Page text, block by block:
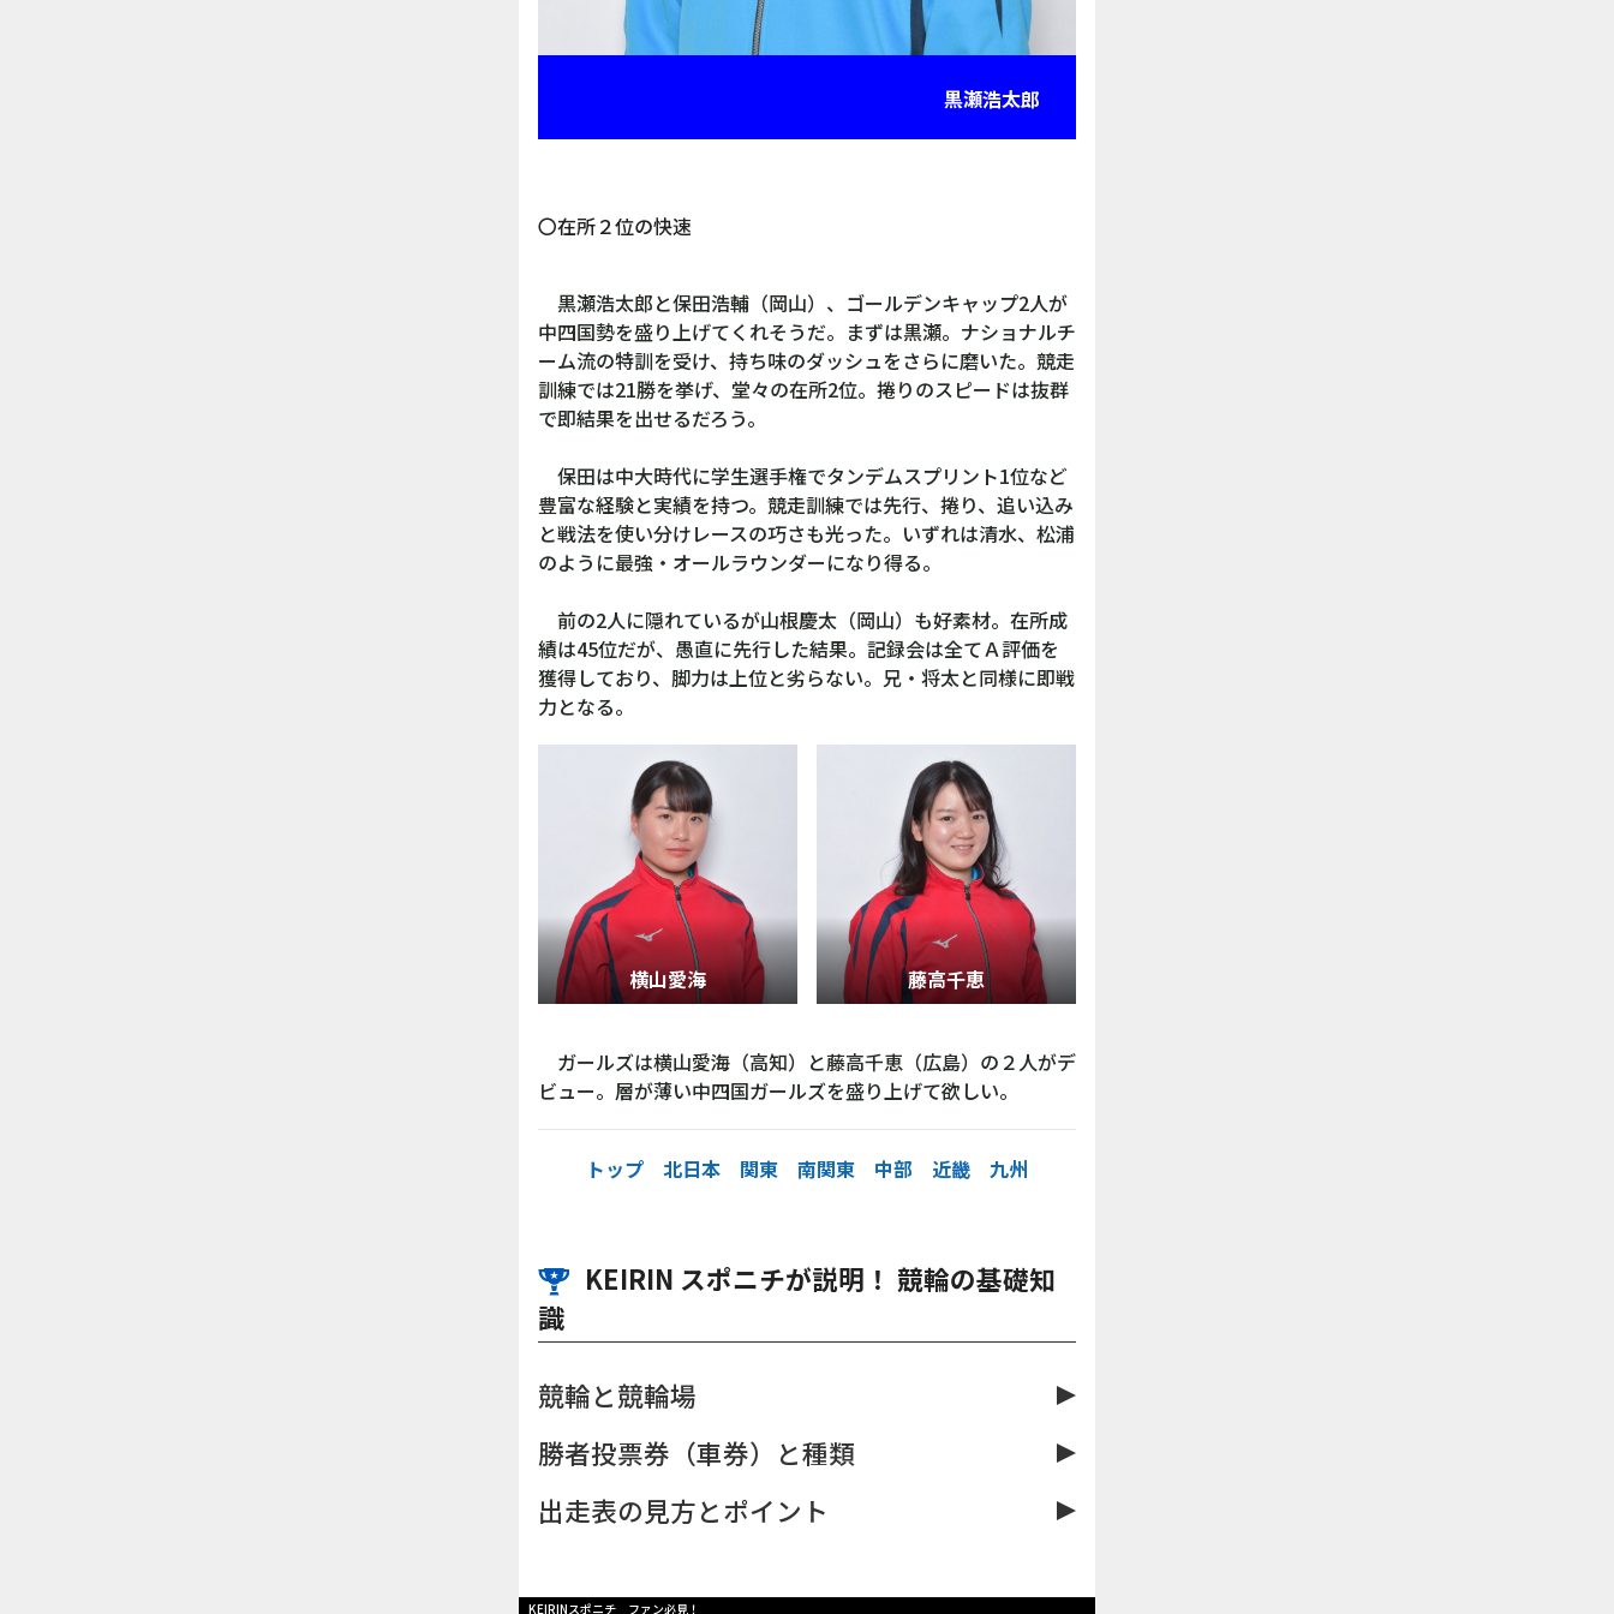
黒瀬浩太郎
〇在所２位の快速
黒瀬浩太郎と保田浩輔（岡山）、ゴールデンキャップ2人が
中四国勢を盛り上げてくれそうだ。まずは黒瀬。ナショナルチ
ーム流の特訓を受け、持ち味のダッシュをさらに磨いた。競走
訓練では21勝を挙げ、堂々の在所2位。捲りのスピードは抜群
で即結果を出せるだろう。
保田は中大時代に学生選手権でタンデムスプリント1位など
豊富な経験と実績を持つ。競走訓練では先行、捲り、追い込み
と戦法を使い分けレースの巧さも光った。いずれは清水、松浦
のように最強・オールラウンダーになり得る。
前の2人に隠れているが山根慶太（岡山）も好素材。在所成
績は45位だが、愚直に先行した結果。記録会は全てＡ評価を
獲得しており、脚力は上位と劣らない。兄・将太と同様に即戦
力となる。
横山愛海 藤高千恵
ガールズは横山愛海（高知）と藤高千恵（広島）の２人がデ
ビュー。層が薄い中四国ガールズを盛り上げて欲しい。
トップ 北日本 関東 南関東 中部 近畿 九州
KEIRIN スポニチが説明！ 競輪の基礎知
識
競輪と競輪場
勝者投票券（車券）と種類
出走表の見方とポイント
KEIRINスポニチ ファン必見！